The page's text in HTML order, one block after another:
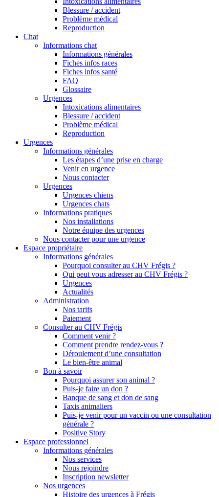
Blessure / accident
Problème médical
Reproduction
Chat
Informations chat
Informations générales
Fiches infos races
Fiches infos santé
FAQ
Glossaire
Urgences
Intoxications alimentaires
Blessure / accident
Problème médical
Reproduction
Urgences
Informations générales
Les étapes d’une prise en charge
Venir en urgence
Nous contacter
Urgences
Urgences chiens
Urgences chats
Informations pratiques
Nos installations
Notre équipe des urgences
Nous contacter pour une urgence
Espace propriétaire
Informations générales
Pourquoi consulter au CHV Frégis ?
Qui peut vous adresser au CHV Frégis ?
Urgences
Actualités
Administration
Nos tarifs
Paiement
Consulter au CHV Frégis
Comment venir ?
Comment prendre rendez-vous ?
Déroulement d’une consultation
Le bien-être animal
Bon à savoir
Pourquoi assurer son animal ?
Puis-je faire un don ?
Banque de sang et don de sang
Taxis animaliers
Puis-je venir pour un vaccin ou une consultation
générale ?
Positive Story
Espace professionnel
Informations générales
Nos services
Nous rejoindre
Inscription newsletter
Nos urgences
Histoire des urgences à Frégis